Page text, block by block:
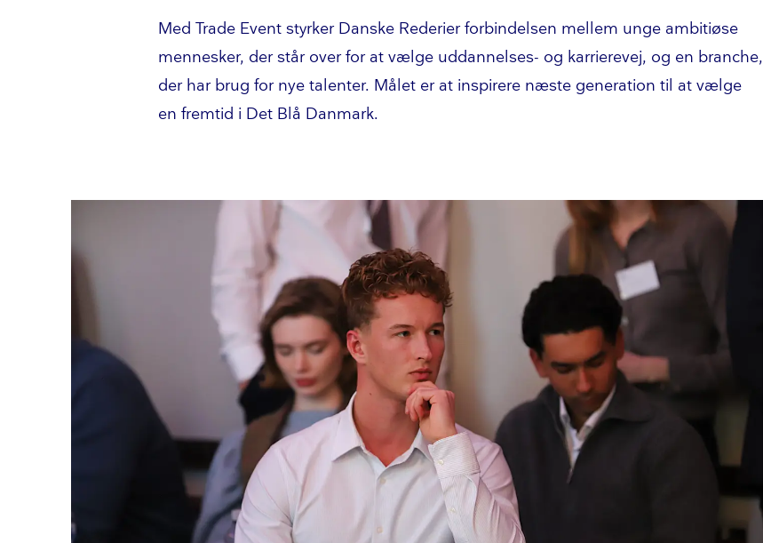
Med Trade Event styrker Danske Rederier forbindelsen mellem unge ambitiøse
mennesker, der står over for at vælge uddannelses- og karrierevej, og en branche,
der har brug for nye talenter. Målet er at inspirere næste generation til at vælge
en fremtid i Det Blå Danmark.